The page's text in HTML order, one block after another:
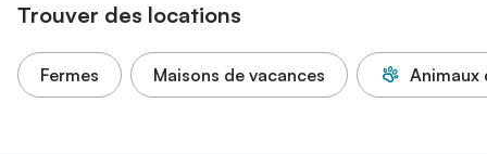
Trouver des locations
Fermes Maisons de vacances Animaux